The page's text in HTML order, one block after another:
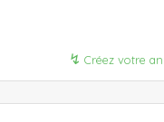
↯ Créez votre